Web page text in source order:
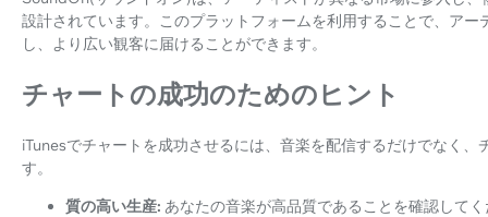
設計されています。このプラットフォームを利用することで、ア
し、より広い観客に届けることができます。
チャートの成功のためのヒント
iTunesでチャートを成功させるには、音楽を配信するだけでなく
す。
質の高い生産: あなたの音楽が高品質であることを確認して